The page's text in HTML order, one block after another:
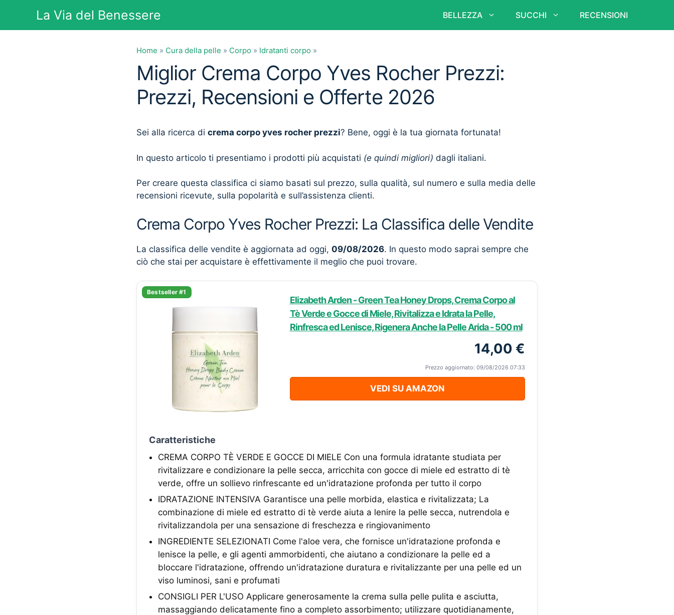
contenuto
La Via del Benessere BELLEZZA SUCCHI RECENSIONI
Home » Cura della pelle » Corpo » Idratanti corpo »
Miglior Crema Corpo Yves Rocher Prezzi:
Prezzi, Recensioni e Offerte 2026
Sei alla ricerca di crema corpo yves rocher prezzi? Bene, oggi è la tua giornata fortunata!
In questo articolo ti presentiamo i prodotti più acquistati (e quindi migliori) dagli italiani.
Per creare questa classifica ci siamo basati sul prezzo, sulla qualità, sul numero e sulla media delle
recensioni ricevute, sulla popolarità e sull’assistenza clienti.
Crema Corpo Yves Rocher Prezzi: La Classifica delle Vendite
La classifica delle vendite è aggiornata ad oggi, 09/08/2026. In questo modo saprai sempre che
ciò che stai per acquistare è effettivamente il meglio che puoi trovare.
Bestseller #1
Elizabeth Arden - Green Tea Honey Drops, Crema Corpo al
Tè Verde e Gocce di Miele, Rivitalizza e Idrata la Pelle,
Rinfresca ed Lenisce, Rigenera Anche la Pelle Arida - 500 ml
14,00 €
Prezzo aggiornato: 09/08/2026 07:33
VEDI SU AMAZON
Caratteristiche
CREMA CORPO TÈ VERDE E GOCCE DI MIELE Con una formula idratante studiata per
rivitalizzare e condizionare la pelle secca, arricchita con gocce di miele ed estratto di tè
verde, offre un sollievo rinfrescante ed un'idratazione profonda per tutto il corpo
IDRATAZIONE INTENSIVA Garantisce una pelle morbida, elastica e rivitalizzata; La
combinazione di miele ed estratto di tè verde aiuta a lenire la pelle secca, nutrendola e
rivitalizzandola per una sensazione di freschezza e ringiovanimento
INGREDIENTE SELEZIONATI Come l'aloe vera, che fornisce un'idratazione profonda e
lenisce la pelle, e gli agenti ammorbidenti, che aiutano a condizionare la pelle ed a
bloccare l'idratazione, offrendo un'idratazione duratura e rivitalizzante per una pelle ed un
viso luminosi, sani e profumati
CONSIGLI PER L'USO Applicare generosamente la crema sulla pelle pulita e asciutta,
massaggiando delicatamente fino a completo assorbimento; utilizzare quotidianamente,